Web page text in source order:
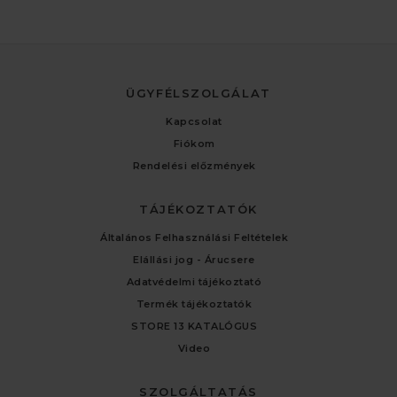
ÜGYFÉLSZOLGÁLAT
Kapcsolat
Fiókom
Rendelési előzmények
TÁJÉKOZTATÓK
Általános Felhasználási Feltételek
Elállási jog - Árucsere
Adatvédelmi tájékoztató
Termék tájékoztatók
STORE 13 KATALÓGUS
Video
SZOLGÁLTATÁS